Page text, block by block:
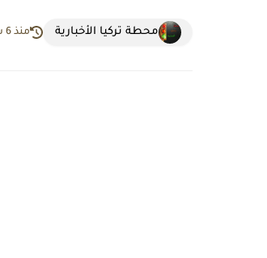
محطة تركيا الأخبارية منذ 6 سنة